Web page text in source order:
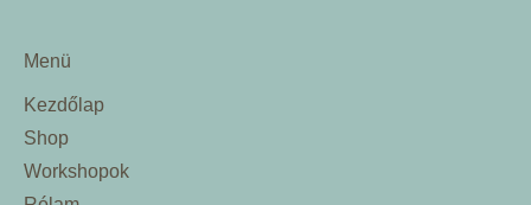
Menü
Kezdőlap
Shop
Workshopok